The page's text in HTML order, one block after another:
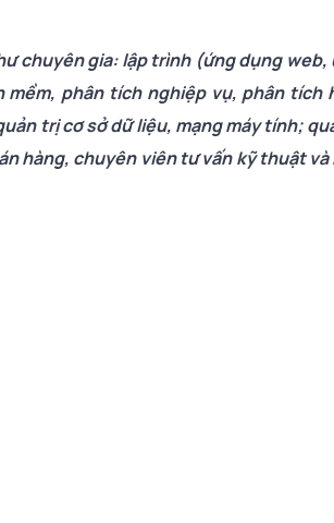
chuyên gia: lập trình (ứng dụng web,
phân tích nghiệp vụ, phân tích
trị cơ sở dữ liệu, mạng máy tính;
hàng, chuyên viên tư vấn kỹ thuật và